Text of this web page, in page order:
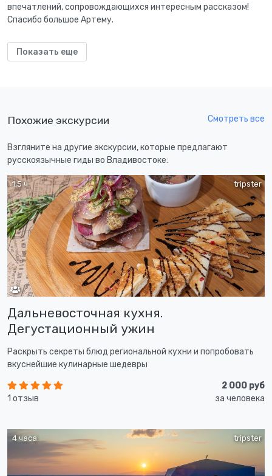
впечатлений, сопровождающихся интересным рассказом!
Спасибо большое Артему.
Показать еще
Похожие экскурсии Смотреть все
Взгляните на другие экскурсии, которые предлагают
русскоязычные гиды во Владивостоке:
tripster
1,5 ч
Дальневосточная кухня.
Дегустационный ужин
Раскрыть секреты блюд региональной кухни и попробовать
вкуснейшие кулинарные шедевры
1 отзыв
2 000 руб
за человека
tripster
4 часа